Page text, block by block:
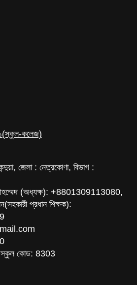
১(স্কুল-কলেজ)
জেলা : নেত্রকোণা, বিভাগ :
(অধ্যক্ষ): +8801309113080,
প্রধান শিক্ষক):
কোড: 8303